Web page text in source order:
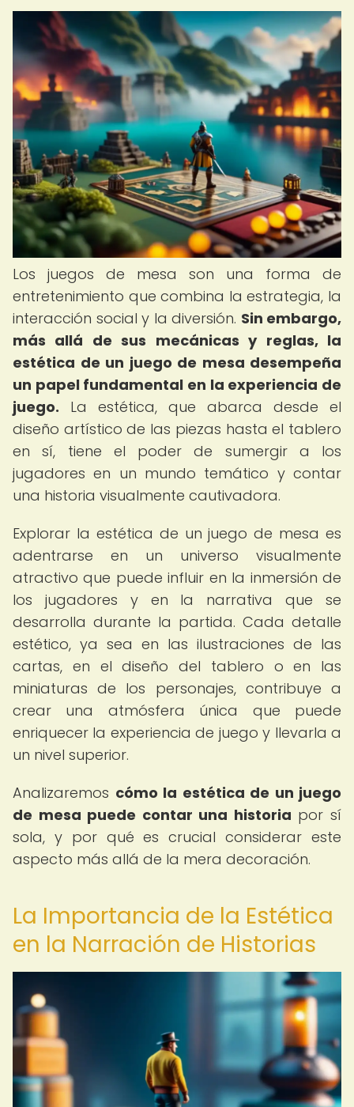
Los juegos de mesa son una forma de
entretenimiento que combina la estrategia, la
interacción social y la diversión. Sin embargo,
más allá de sus mecánicas y reglas, la
estética de un juego de mesa desempeña
un papel fundamental en la experiencia de
juego. La estética, que abarca desde el
diseño artístico de las piezas hasta el tablero
en sí, tiene el poder de sumergir a los
jugadores en un mundo temático y contar
una historia visualmente cautivadora.
Explorar la estética de un juego de mesa es
adentrarse en un universo visualmente
atractivo que puede influir en la inmersión de
los jugadores y en la narrativa que se
desarrolla durante la partida. Cada detalle
estético, ya sea en las ilustraciones de las
cartas, en el diseño del tablero o en las
miniaturas de los personajes, contribuye a
crear una atmósfera única que puede
enriquecer la experiencia de juego y llevarla a
un nivel superior.
Analizaremos cómo la estética de un juego
de mesa puede contar una historia por sí
sola, y por qué es crucial considerar este
aspecto más allá de la mera decoración.
La Importancia de la Estética
en la Narración de Historias